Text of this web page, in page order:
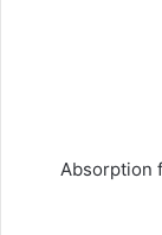
Absorption